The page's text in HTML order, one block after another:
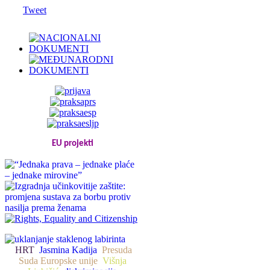
Tweet
EU projekti
HRT Jasmina Kadija Presuda
Suda Europske unije Višnja